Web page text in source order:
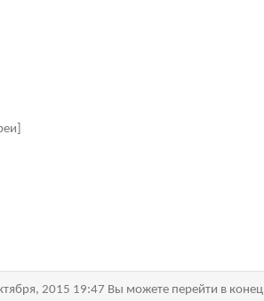
2015 19:47 Вы можете перейти в конец